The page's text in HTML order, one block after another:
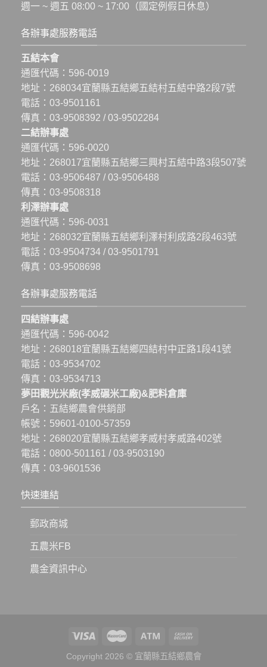
週一 ~ 週五 08:00 ~ 17:00（國定例假日休息）
各辦事處服務電話
五結本會
通匯代碼：596-0019
地址： 268034宜蘭縣五結鄉五結村五結中路2段7號
電話： 03-9501161
傳真：03-9508392 / 03-9502284
二結辦事處
通匯代碼：596-0020
地址： 268017宜蘭縣五結鄉三興村五結中路3段507號
電話： 03-9506487 /03-9506488
傳真：03-9508318
利澤辦事處
通匯代碼：596-0031
地址： 268032宜蘭縣五結鄉利澤村利成路2段463號
電話： 03-9504734 /03-9501791
傳真：03-9508698
各辦事處服務電話
四結辦事處
通匯代碼：596-0042
地址： 268018宜蘭縣五結鄉四結村中正路1段41號
電話： 03-9534702
傳真：03-9534713
夢田觀光米廠(孝威碾米工廠)&肥料倉庫
戶名：五結鄉農會供銷部
帳號：59601-0100-57359
地址： 268020宜蘭縣五結鄉孝威村孝威路402號
電話： 0800-501161 /03-9503190
傳真：03-9601536
快速連結
郵政商城
五農米FB
農金資訊中心
Copyright 2026 © 宜蘭縣五結鄉農會